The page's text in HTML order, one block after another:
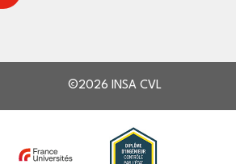
©2026 INSA CVL